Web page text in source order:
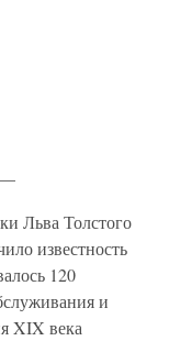
—
Льва Толстого
известность
120
и
XIX века